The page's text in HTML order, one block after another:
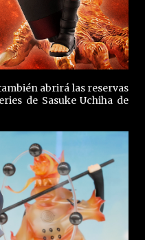
abrirá las reservas
de Sasuke Uchiha de